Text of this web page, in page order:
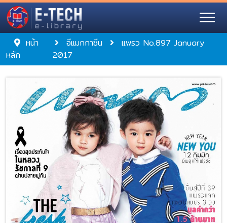
หน้า
หลัก
อีแมกกาซีน
แพรว No.897 January
2017